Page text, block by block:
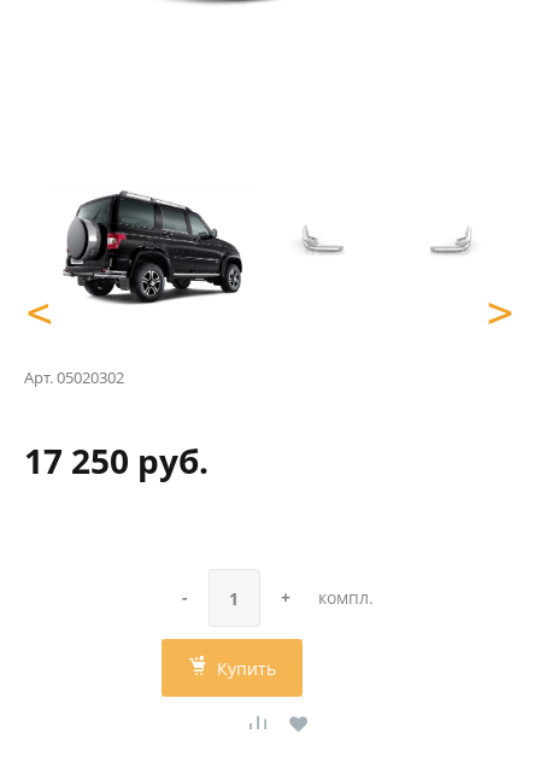
< >
Арт.05020302
17 250 руб.
- + компл.
Купить